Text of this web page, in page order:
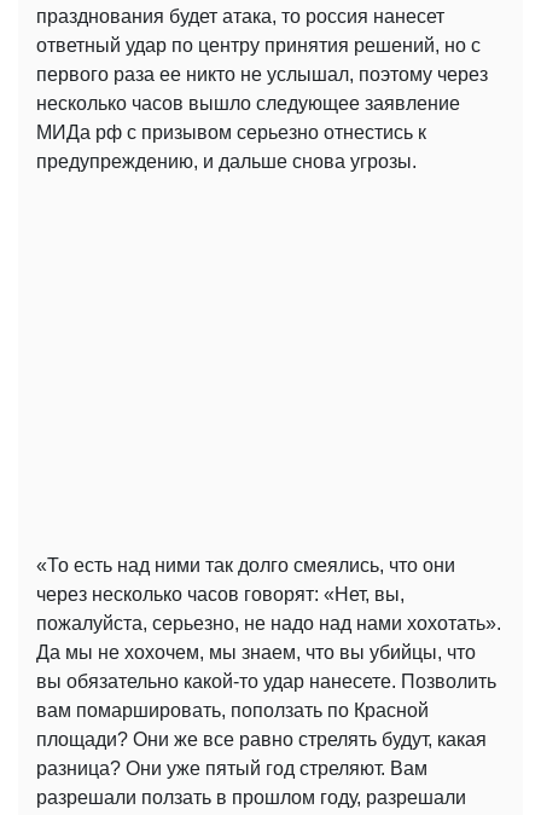
празднования будет атака, то россия нанесет
ответный удар по центру принятия решений, но с
первого раза ее никто не услышал, поэтому через
несколько часов вышло следующее заявление
МИДа рф с призывом серьезно отнестись к
предупреждению, и дальше снова угрозы.
«То есть над ними так долго смеялись, что они
через несколько часов говорят: «Нет, вы,
пожалуйста, серьезно, не надо над нами хохотать».
Да мы не хохочем, мы знаем, что вы убийцы, что
вы обязательно какой-то удар нанесете. Позволить
вам помаршировать, поползать по Красной
площади? Они же все равно стрелять будут, какая
разница? Они уже пятый год стреляют. Вам
разрешали ползать в прошлом году, разрешали